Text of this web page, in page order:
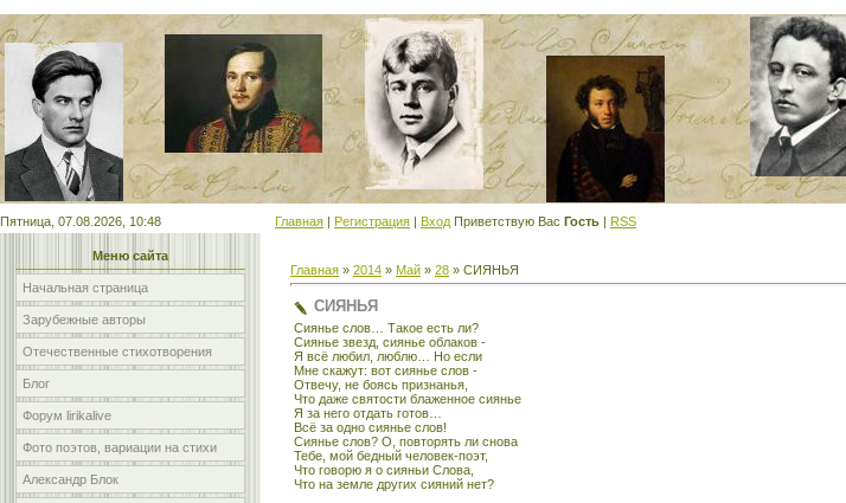
Пятница, 07.08.2026, 10:48 Главная | Регистрация | Вход Приветствую Вас Гость | RSS
Меню сайта
Начальная страница
Зарубежные авторы
Отечественные стихотворения
Блог
Форум lirikalive
Фото поэтов, вариации на стихи
Александр Блок
Главная » 2014 » Май » 28 » СИЯНЬЯ
СИЯНЬЯ
Сиянье слов… Такое есть ли?
Сиянье звезд, сиянье облаков -
Я всё любил, люблю… Но если
Мне скажут: вот сиянье слов -
Отвечу, не боясь признанья,
Что даже святости блаженное сиянье
Я за него отдать готов…
Всё за одно сиянье слов!
Сиянье слов? О, повторять ли снова
Тебе, мой бедный человек-поэт,
Что говорю я о сияньи Слова,
Что на земле других сияний нет?